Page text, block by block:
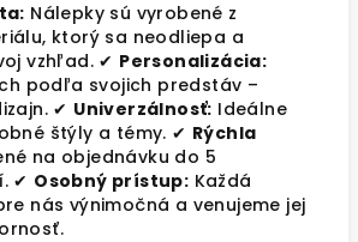
Nálepky sú vyrobené z
ktorý sa neodliepa a
vzhľad. ✔ Personalizácia:
podľa svojich predstáv –
✔ Univerzálnosť: Ideálne
štýly a témy. ✔ Rýchla
na objednávku do 5
✔ Osobný prístup: Každá
nás výnimočná a venujeme jej